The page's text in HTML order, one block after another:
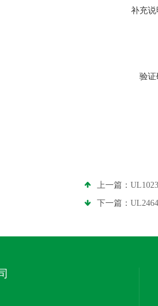
补充说
验证
上一篇：
下一篇：